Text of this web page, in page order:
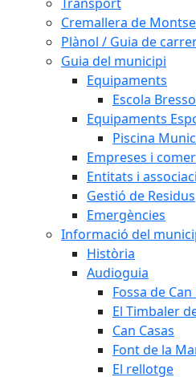
Cremallera de
Plànol / Guia de
Guia del municipi
Equipaments
Escola
Equipaments
Piscina
Empreses i
Entitats i
Gestió de Residus
Emergències
Informació del
Història
Audioguia
Fossa de
El Timbaler
Can Casas
Font de la
El rellotge